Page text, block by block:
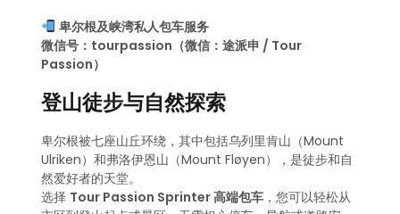
卑尔根及峡湾私人包车服务
微信号：tourpassion（微信：途派申 / Tour
Passion）
登山徒步与自然探索
卑尔根被七座山丘环绕，其中包括乌列里肯山（Mount
Ulriken）和弗洛伊恩山（Mount Fløyen），是徒步和自
然爱好者的天堂。
选择 Tour Passion Sprinter 高端包车 ，您可以轻松从